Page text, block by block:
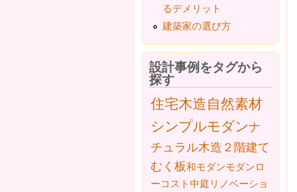
るデメリット
建築家の選び方
設計事例をタグから
探す
住宅木造自然素材
シンプルモダンナ
チュラル木造２階建て
むく板和モダンモダンロ
ーコスト中庭 リノベーショ